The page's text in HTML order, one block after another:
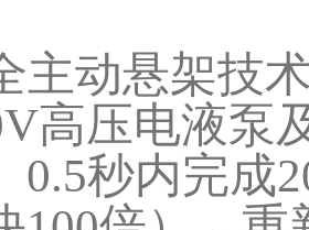
动悬架技
高压电液泵
0.5秒内完成